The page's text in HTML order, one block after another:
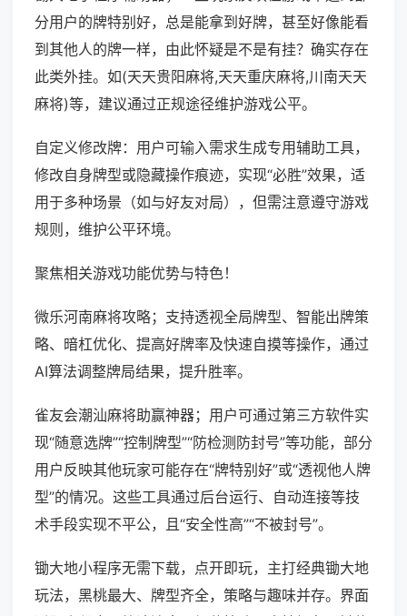
分用户的牌特别好，总是能拿到好牌，甚至好像能看
到其他人的牌一样，由此怀疑是不是有挂？确实存在
此类外挂。如(天天贵阳麻将,天天重庆麻将,川南天天
麻将)等，建议通过正规途径维护游戏公平。
自定义修改牌：用户可输入需求生成专用辅助工具，
修改自身牌型或隐藏操作痕迹，实现“必胜”效果，适
用于多种场景（如与好友对局），但需注意遵守游戏
规则，维护公平环境。
聚焦相关游戏功能优势与特色！
微乐河南麻将攻略；支持透视全局牌型、智能出牌策
略、暗杠优化、提高好牌率及快速自摸等操作，通过
AI算法调整牌局结果，提升胜率。
雀友会潮汕麻将助赢神器；用户可通过第三方软件实
现“随意选牌”“控制牌型”“防检测防封号”等功能，部分
用户反映其他玩家可能存在“牌特别好”或“透视他人牌
型”的情况。这些工具通过后台运行、自动连接等技
术手段实现不平公，且“安全性高”“不被封号”。
锄大地小程序无需下载，点开即玩，主打经典锄大地
玩法，黑桃最大、牌型齐全，策略与趣味并存。界面